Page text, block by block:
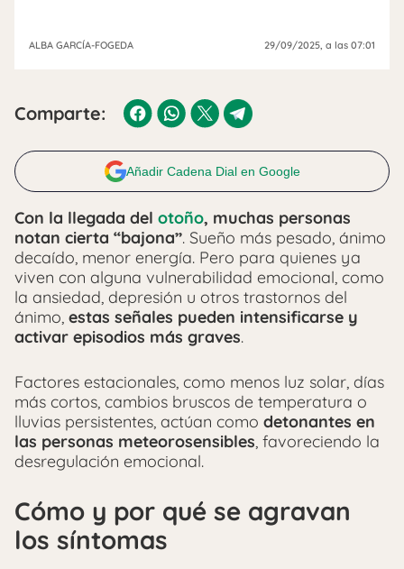
ALBA GARCÍA-FOGEDA 29/09/2025, a las 07:01
Comparte:
Añadir Cadena Dial en Google
Con la llegada del otoño, muchas personas
notan cierta “bajona”. Sueño más pesado, ánimo
decaído, menor energía. Pero para quienes ya
viven con alguna vulnerabilidad emocional, como
la ansiedad, depresión u otros trastornos del
ánimo, estas señales pueden intensificarse y
activar episodios más graves.
Factores estacionales, como menos luz solar, días
más cortos, cambios bruscos de temperatura o
lluvias persistentes, actúan como detonantes en
las personas meteorosensibles, favoreciendo la
desregulación emocional.
Cómo y por qué se agravan
los síntomas